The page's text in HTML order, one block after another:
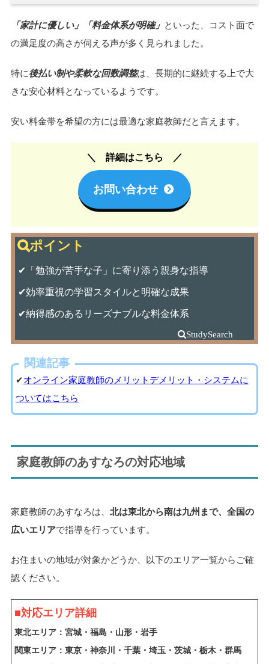
「家計に優しい」「料金体系が明確」 といった、コスト面で
の満足度の高さが伺える声が多く見られました。
特に後払い制や柔軟な回数調整は、長期的に継続する上で大
きな安心材料となっているようです。
安い料金帯を希望の方には最適な家庭教師だと言えます。
詳細はこちら
お問い合わせ
✔「勉強が苦手な子」に寄り添う親身な指導
✔効率重視の学習スタイルと明確な成果
✔納得感のあるリーズナブルな料金体系
関連記事
✔オンライン家庭教師のメリットデメリット・システムに
ついてはこちら
家庭教師のあすなろの対応地域
家庭教師のあすなろは、 北は東北から南は九州まで、全国の
広いエリアで指導を行っています。
お住まいの地域が対象かどうか、以下のエリア一覧からご確
認ください。
■対応エリア詳細
東北エリア： 宮城・福島・山形・岩手
関東エリア： 東京・神奈川・千葉・埼玉・茨城・栃木・群馬